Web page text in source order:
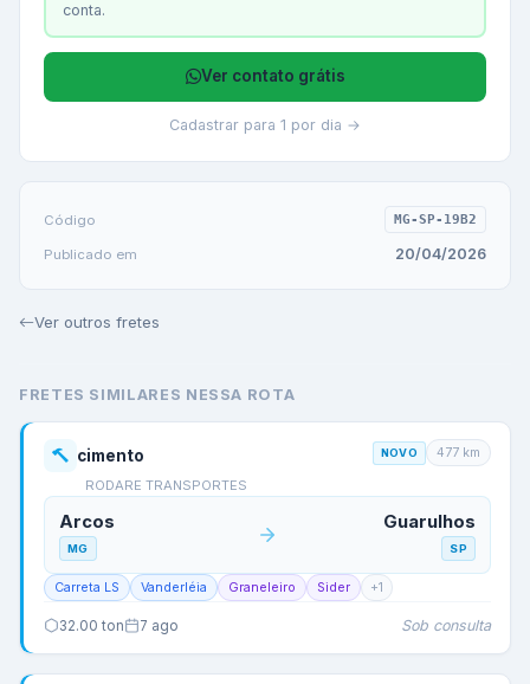
conta.
Ver contato grátis
Cadastrar para 1 por dia →
Código MG-SP-19B2
Publicado em 20/04/2026
Ver outros fretes
FRETES SIMILARES NESSA ROTA
cimento
RODARE TRANSPORTES
NOVO 477 km
Arcos
MG
Guarulhos
SP
Carreta LS Vanderléia Graneleiro Sider +1
32.00 ton 7 ago Sob consulta